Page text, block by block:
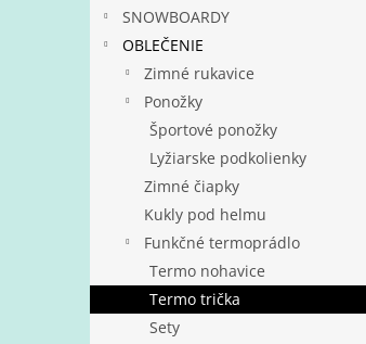
SNOWBOARDY
OBLEČENIE
Zimné rukavice
Ponožky
Športové ponožky
Lyžiarske podkolienky
Zimné čiapky
Kukly pod helmu
Funkčné termoprádlo
Termo nohavice
Termo trička
Sety